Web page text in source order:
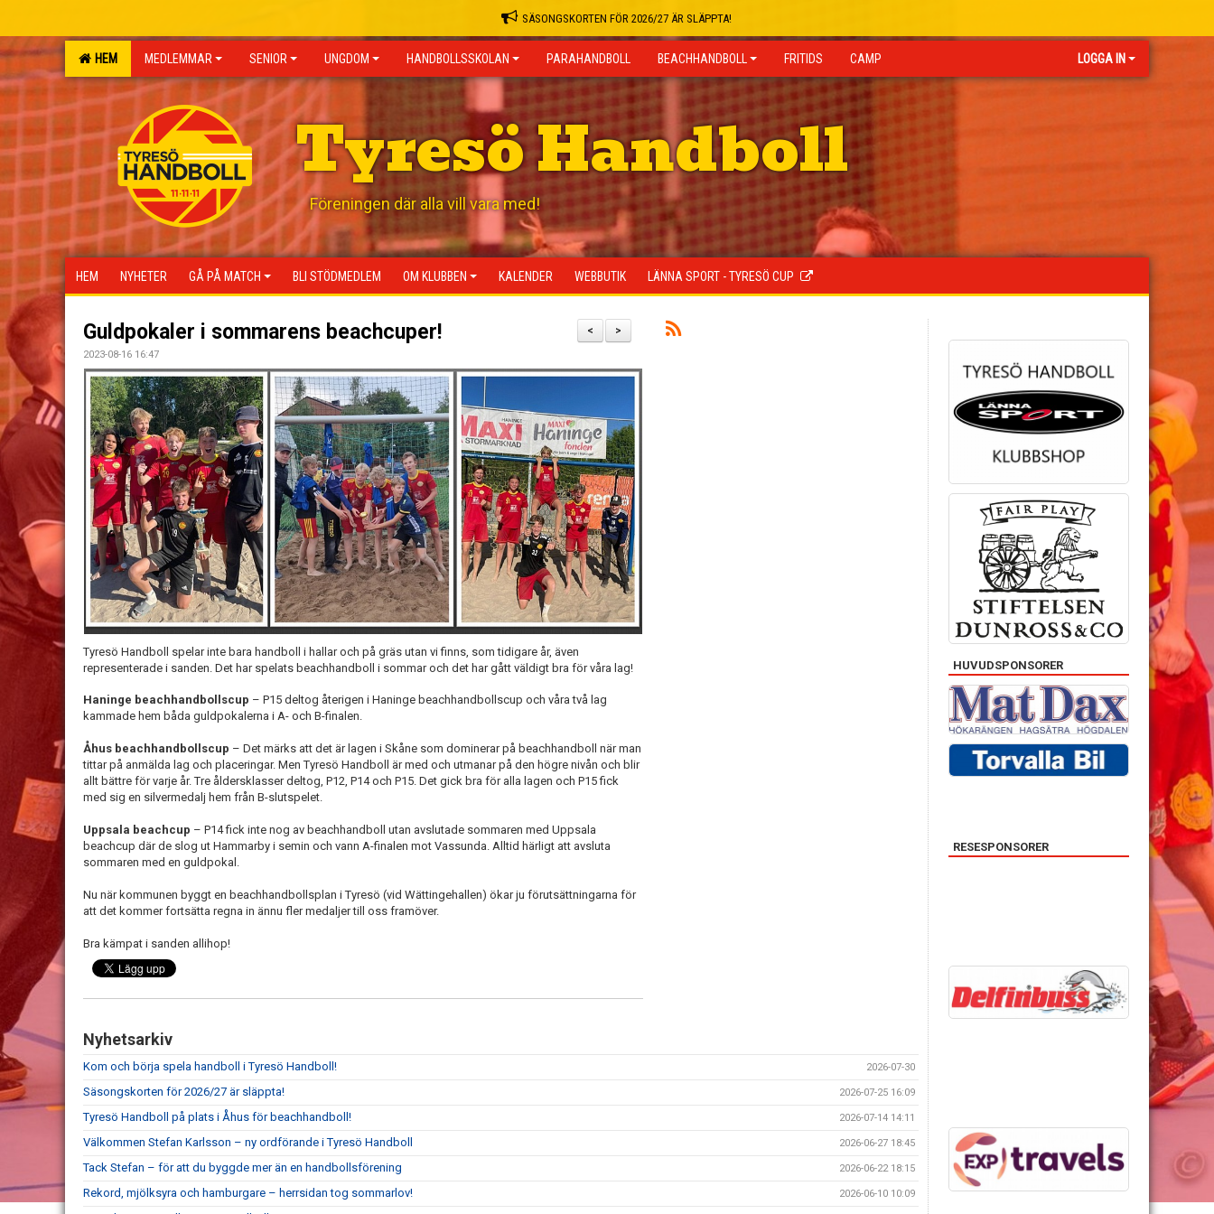
SÄSONGSKORTEN FÖR 2026/27 ÄR SLÄPPTA!
HEM MEDLEMMAR SENIOR UNGDOM HANDBOLLSSKOLAN PARAHANDBOLL BEACHHANDBOLL FRITIDS CAMP LOGGA IN
Tyresö Handboll
Föreningen där alla vill vara med!
HEM NYHETER GÅ PÅ MATCH BLI STÖDMEDLEM OM KLUBBEN KALENDER WEBBUTIK LÄNNA SPORT - TYRESÖ CUP
>
<
Guldpokaler i sommarens beachcuper!
2023-08-16 16:47
Tyresö Handboll spelar inte bara handboll i hallar och på gräs utan vi finns, som tidigare år, även
representerade i sanden. Det har spelats beachhandboll i sommar och det har gått väldigt bra för våra lag!
Haninge beachhandbollscup – P15 deltog återigen i Haninge beachhandbollscup och våra två lag
kammade hem båda guldpokalerna i A- och B-finalen.
Åhus beachhandbollscup – Det märks att det är lagen i Skåne som dominerar på beachhandboll när man
tittar på anmälda lag och placeringar. Men Tyresö Handboll är med och utmanar på den högre nivån och blir
allt bättre för varje år. Tre åldersklasser deltog, P12, P14 och P15. Det gick bra för alla lagen och P15 fick
med sig en silvermedalj hem från B-slutspelet.
Uppsala beachcup – P14 fick inte nog av beachhandboll utan avslutade sommaren med Uppsala
beachcup där de slog ut Hammarby i semin och vann A-finalen mot Vassunda. Alltid härligt att avsluta
sommaren med en guldpokal.
Nu när kommunen byggt en beachhandbollsplan i Tyresö (vid Wättingehallen) ökar ju förutsättningarna för
att det kommer fortsätta regna in ännu fler medaljer till oss framöver.
Bra kämpat i sanden allihop!
Nyhetsarkiv
Kom och börja spela handboll i Tyresö Handboll! 2026-07-30
Säsongskorten för 2026/27 är släppta! 2026-07-25 16:09
Tyresö Handboll på plats i Åhus för beachhandboll! 2026-07-14 14:11
Välkommen Stefan Karlsson – ny ordförande i Tyresö Handboll 2026-06-27 18:45
Tack Stefan – för att du byggde mer än en handbollsförening 2026-06-22 18:15
Rekord, mjölksyra och hamburgare – herrsidan tog sommarlov! 2026-06-10 10:09
HUVUDSPONSORER
RESESPONSORER